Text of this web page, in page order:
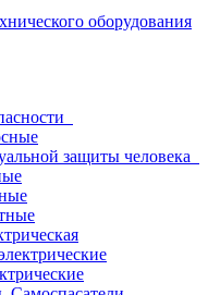
защиты человека